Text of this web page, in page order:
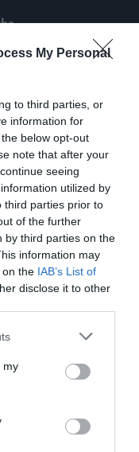
My Personal
to third parties, or
information for
below opt-out
note that after your
seeing
utilized by
third parties prior to
of the further
by third parties on the
information may
on the IAB’s List of
disclose it to other
or more Google
You may click to
third-party tags to
in below Google
my
Matthew
GrantésCharlie
akciókrimiben.
a történet
címet viselő
áll, aki apja halála
több rizikós és
humort, erőszakot
mindenképp